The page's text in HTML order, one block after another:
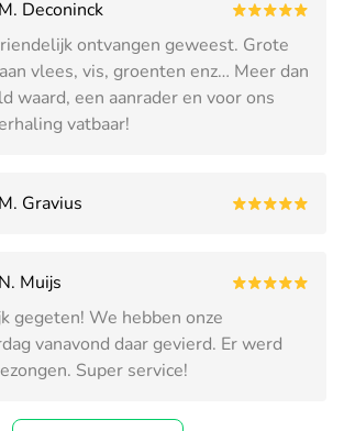
Deconinck
ontvangen geweest. Grote
vlees, vis, groenten enz… Meer dan
waard, een aanrader en voor ons
vatbaar!
Gravius
Muijs
gegeten! We hebben onze
vanavond daar gevierd. Er werd
Super service!